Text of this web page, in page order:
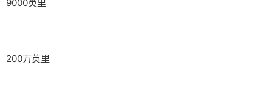
9000英里
200万英里